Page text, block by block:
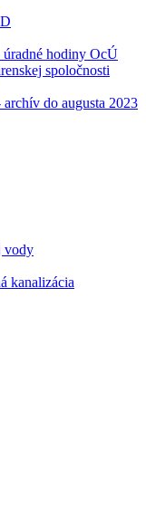
hodiny OcÚ
spoločnosti
do augusta 2023
vody
kanalizácia